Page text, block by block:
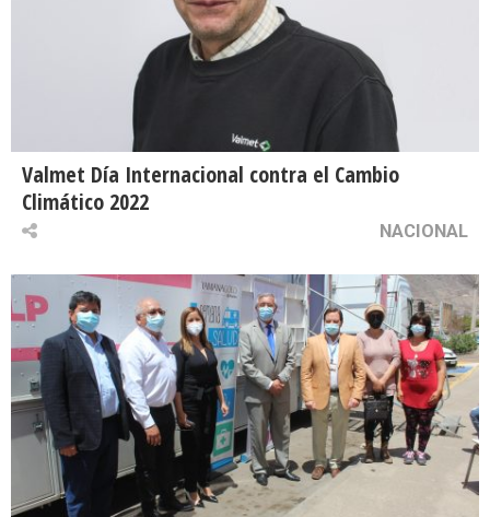
Valmet Día Internacional contra el Cambio
Climático 2022
NACIONAL